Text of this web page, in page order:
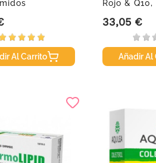
Al Carrito
Rojo & Q10,
Precio
33,05 €
Añadir Al